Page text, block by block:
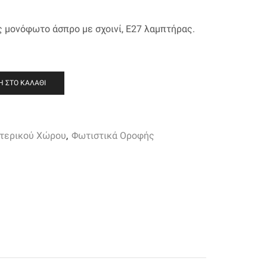
άσπρο με σχοινί, Ε27 λαμπτήρας.
ΣΤΟ ΚΑΛΆΘΙ
Χώρου, Φωτιστικά Οροφής